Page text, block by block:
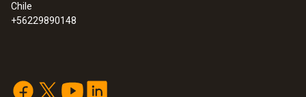
Chile
+56229890148